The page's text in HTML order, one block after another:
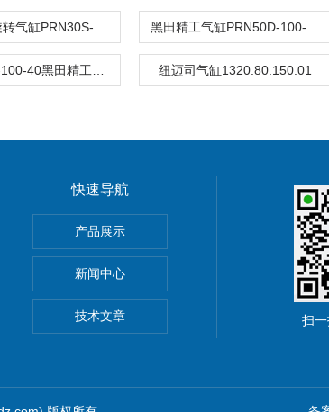
纽迈司气缸1320.80.150.01
器rotex14
90-45
快速导航
产品展示
新闻中心
技术文章 扫